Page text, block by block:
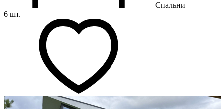
Спальни
6 шт.